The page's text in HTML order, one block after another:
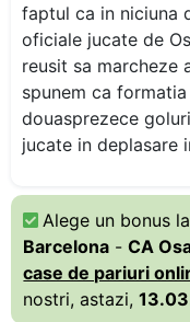
faptul ca in niciuna
oficiale jucate de
reusit sa marcheze
spunem ca
douasprezece
jucate in deplasare
Alege un bonus
Barcelona -CA
case de pariuri
nostri, astazi,